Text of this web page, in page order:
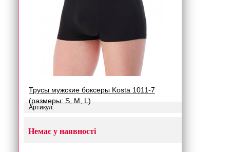
Трусы мужские боксеры Kosta 1011-7
(размеры: S, M, L)
Артикул:
Немає у наявності